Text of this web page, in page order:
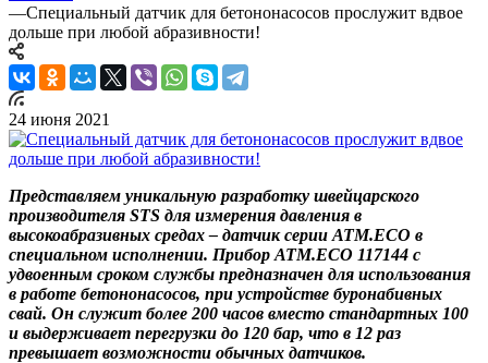
—Специальный датчик для бетононасосов прослужит вдвое
дольше при любой абразивности!
24 июня 2021
Представляем уникальную разработку швейцарского
производителя STS для измерения давления в
высокоабразивных средах – датчик серии ATM.ECO в
специальном исполнении. Прибор АТМ.ЕСО 117144 с
удвоенным сроком службы предназначен для использования
в работе бетононасосов, при устройстве буронабивных
свай. Он служит более 200 часов вместо стандартных 100
и выдерживает перегрузки до 120 бар, что в 12 раз
превышает возможности обычных датчиков.